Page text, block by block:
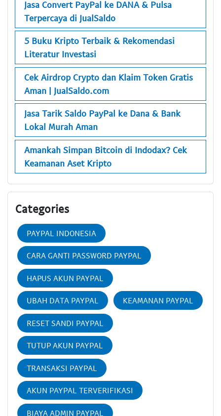
Jasa Convert PayPal ke DANA & Pulsa
Terpercaya di JualSaldo
5 Buku Kripto Terbaik & Rekomendasi
Literatur Investasi
Cek Airdrop Crypto dan Klaim Token Gratis
Aman | JualSaldo.com
Jasa Tarik Saldo PayPal ke Dana & Bank
Lokal Murah Aman
Amankah Simpan Bitcoin di Indodax? Cek
Keamanan Aset Kripto
Categories
PAYPAL INDONESIA
CARA GANTI PASSWORD PAYPAL
HAPUS AKUN PAYPAL
UBAH DATA PAYPAL KEAMANAN PAYPAL
RESET SANDI PAYPAL
TUTUP AKUN PAYPAL
TRANSAKSI PAYPAL
AKUN PAYPAL TERVERIFIKASI
BIAYA ADMIN PAYPAL